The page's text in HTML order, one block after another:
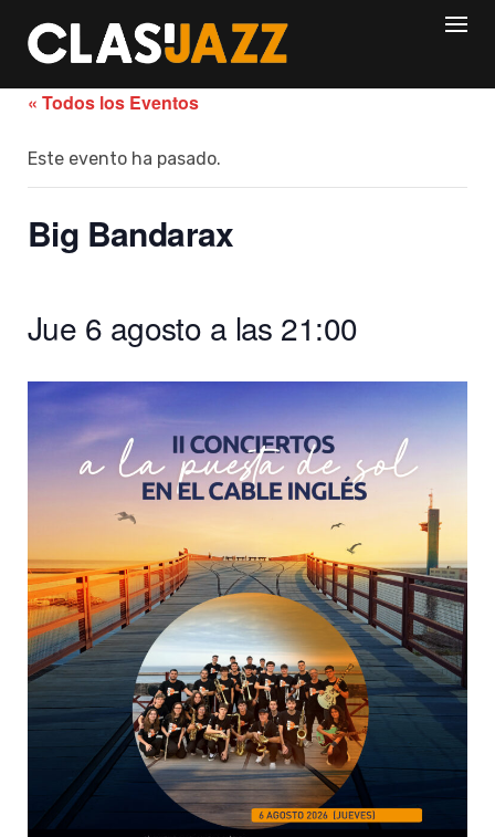
content
« Todos los Eventos
Este evento ha pasado.
Big Bandarax
Jue 6 agosto a las 21:00